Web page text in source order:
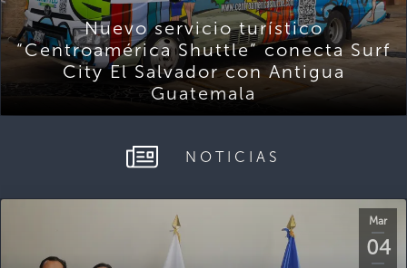
Nuevo servicio turístico
“Centroamérica Shuttle” conecta Surf
City El Salvador con Antigua
Guatemala
NOTICIAS
Mar
04